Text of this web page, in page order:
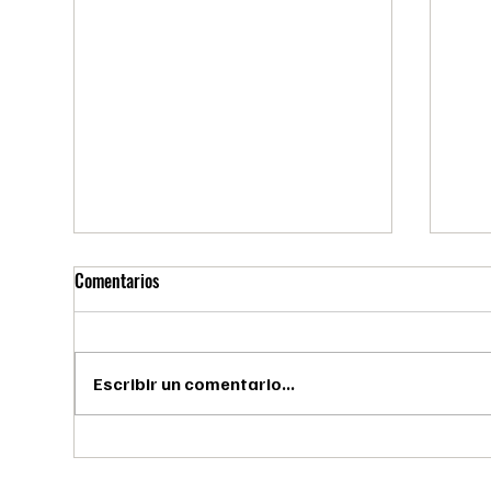
🎁 El mejor regalo para papá está
🍫
Comentarios
Escribir un comentario...